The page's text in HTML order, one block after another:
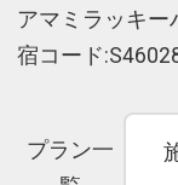
アマミラッキー
宿コード
プラン一